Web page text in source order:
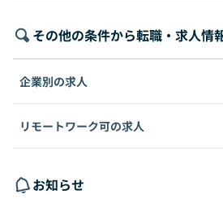
その他の条件から転職・求人情
企業別の求人
リモートワーク可の求人
お知らせ